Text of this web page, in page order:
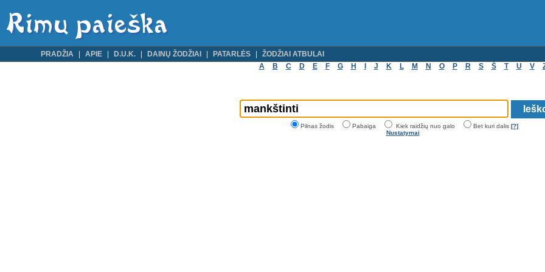
PRADŽIA APIE D.U.K. DAINŲ ŽODŽIAI PATARLĖS
ŽODŽIAI ATBULAI
A
B C D E F G H J K L M N O P R S Š T U V
Pilnas žodis Pabaiga Kiek raidžių nuo galo Bet kuri dalis [?]
Nustatymai